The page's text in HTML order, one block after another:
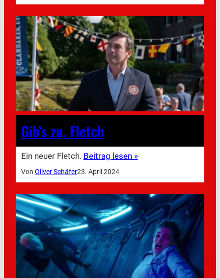
Gib’s zu, Fletch
Ein neuer Fletch. Beitrag lesen »
Von Oliver Schäfer23. April 2024